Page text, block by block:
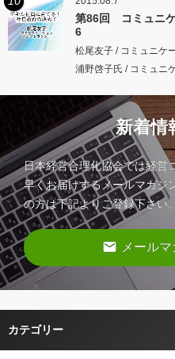
第86回 コミュニ
6
松尾友子 / コミュニケ
浦野啓子氏 / コミュニ
新着情
日本経営合理化協会では経営
早くお届けするメールマガジ
の方は下記よりご登録下さい。
email メール
カテゴリー